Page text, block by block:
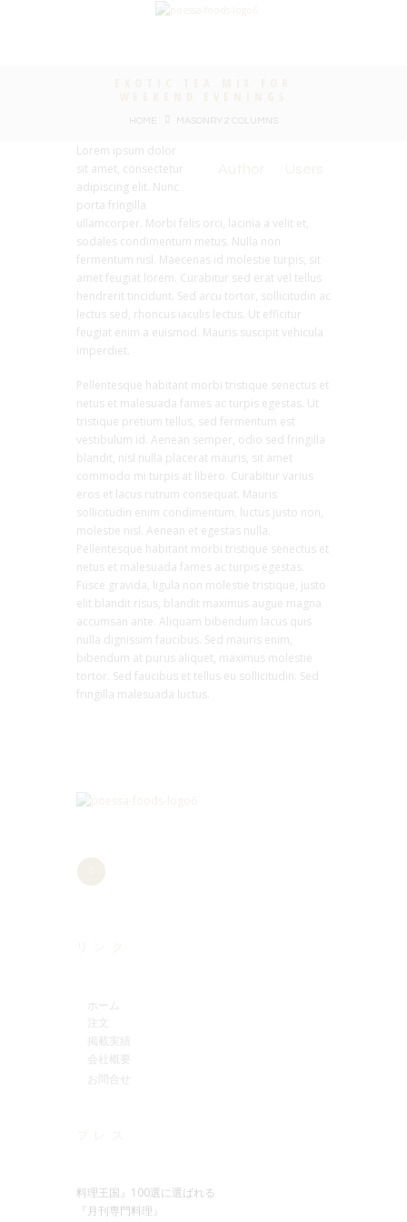
HOME MASONRY 2 COLUMNS
Lorem ipsum dolor
sit amet, consectetur
adipiscing elit. Nunc
porta fringilla
ullamcorper. Morbi felis orci, lacinia a velit et,
sodales condimentum metus. Nulla non
fermentum nisl. Maecenas id molestie turpis, sit
amet feugiat lorem. Curabitur sed erat vel tellus
hendrerit tincidunt. Sed arcu tortor, sollicitudin ac
lectus sed, rhoncus iaculis lectus. Ut efficitur
feugiat enim a euismod. Mauris suscipit vehicula
imperdiet.
Pellentesque habitant morbi tristique senectus et
netus et malesuada fames ac turpis egestas. Ut
tristique pretium tellus, sed fermentum est
vestibulum id. Aenean semper, odio sed fringilla
blandit, nisl nulla placerat mauris, sit amet
commodo mi turpis at libero. Curabitur varius
eros et lacus rutrum consequat. Mauris
sollicitudin enim condimentum, luctus justo non,
molestie nisl. Aenean et egestas nulla.
Pellentesque habitant morbi tristique senectus et
netus et malesuada fames ac turpis egestas.
Fusce gravida, ligula non molestie tristique, justo
elit blandit risus, blandit maximus augue magna
accumsan ante. Aliquam bibendum lacus quis
nulla dignissim faucibus. Sed mauris enim,
bibendum at purus aliquet, maximus molestie
tortor. Sed faucibus et tellus eu sollicitudin. Sed
fringilla malesuada luctus.
ホーム
注文
掲載実績
会社概要
お問合せ
料理王国』100選に選ばれる
『月刊専門料理』